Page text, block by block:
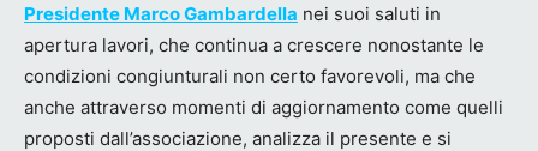
Presidente Marco Gambardella nei suoi saluti in
apertura lavori, che continua a crescere nonostante le
condizioni congiunturali non certo favorevoli, ma che
anche attraverso momenti di aggiornamento come quelli
proposti dall’associazione, analizza il presente e si